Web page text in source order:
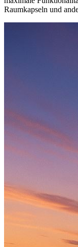
Raumkapseln und